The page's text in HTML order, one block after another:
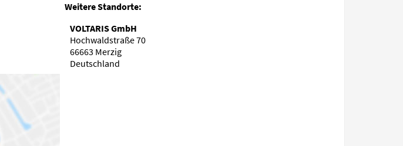
Weitere Standorte:
VOLTARIS GmbH
Hochwaldstraße 70
66663 Merzig
Deutschland